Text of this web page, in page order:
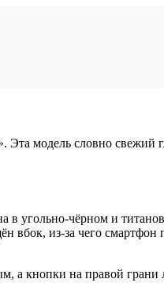
модель словно свежий
угольно-чёрном и
вбок, из-за чего смартфон
а кнопки на правой